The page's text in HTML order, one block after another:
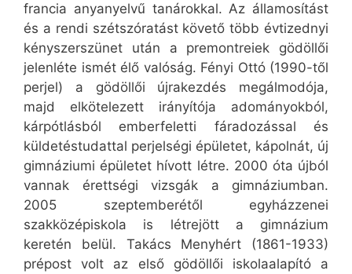
francia anyanyelvű tanárokkal. Az államosítást
és a rendi szétszóratást követő több évtizednyi
kényszerszünet után a premontreiek gödöllői
jelenléte ismét élő valóság. Fényi Ottó (1990-től
perjel) a gödöllői újrakezdés megálmodója,
majd elkötelezett irányítója adományokból,
kárpótlásból emberfeletti fáradozással és
küldetéstudattal perjelségi épületet, kápolnát, új
gimnáziumi épületet hívott létre. 2000 óta újból
vannak érettségi vizsgák a gimnáziumban.
2005 szeptemberétől egyházzenei
szakközépiskola is létrejött a gimnázium
keretén belül. Takács Menyhért (1861-1933)
prépost volt az első gödöllői iskolaalapító a